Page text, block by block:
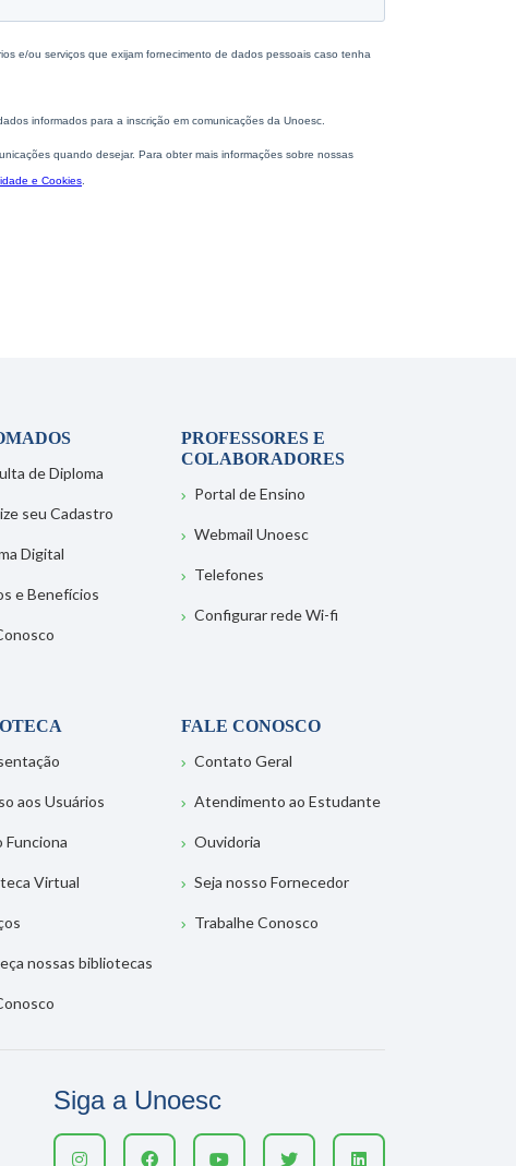
de Diploma
seu Cadastro
Digital
e Benefícios
PROFESSORES E
COLABORADORES
Portal de Ensino
Webmail Unoesc
Telefones
Configurar rede Wi-fi
aos Usuários
Funciona
Virtual
nossas bibliotecas
FALE CONOSCO
Contato Geral
Atendimento ao Estudante
Ouvidoria
Seja nosso Fornecedor
Trabalhe Conosco
Siga a Unoesc